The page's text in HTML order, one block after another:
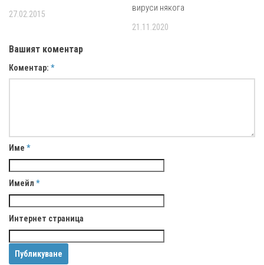
27.02.2015
вируси някога
21.11.2020
Вашият коментар
Коментар: *
Име *
Имейл *
Интернет страница